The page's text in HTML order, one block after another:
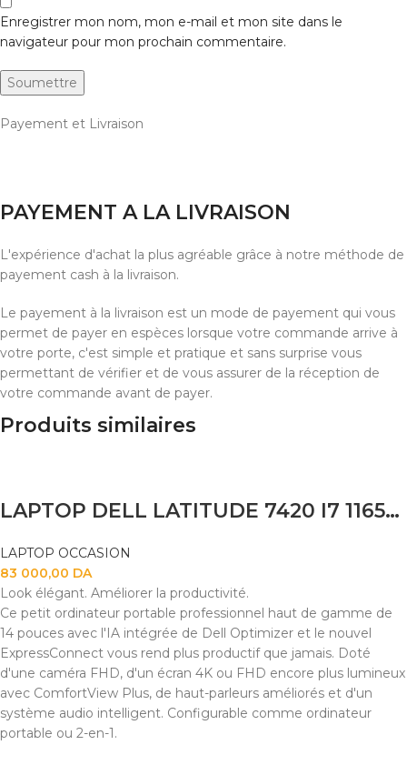
Enregistrer mon nom, mon e-mail et mon site dans le
navigateur pour mon prochain commentaire.
Payement et Livraison
PAYEMENT A LA LIVRAISON
L'expérience d'achat la plus agréable grâce à notre méthode de
payement cash à la livraison.
Le payement à la livraison est un mode de payement qui vous
permet de payer en espèces lorsque votre commande arrive à
votre porte, c'est simple et pratique et sans surprise vous
permettant de vérifier et de vous assurer de la réception de
votre commande avant de payer.
Produits similaires
LAPTOP DELL LATITUDE 7420 I7 1165G7 16GB
LAPTOP OCCASION
83 000,00 DA
Look élégant. Améliorer la productivité.
Ce petit ordinateur portable professionnel haut de gamme de
14 pouces avec l'IA intégrée de Dell Optimizer et le nouvel
ExpressConnect vous rend plus productif que jamais. Doté
d'une caméra FHD, d'un écran 4K ou FHD encore plus lumineux
avec ComfortView Plus, de haut-parleurs améliorés et d'un
système audio intelligent. Configurable comme ordinateur
portable ou 2-en-1.